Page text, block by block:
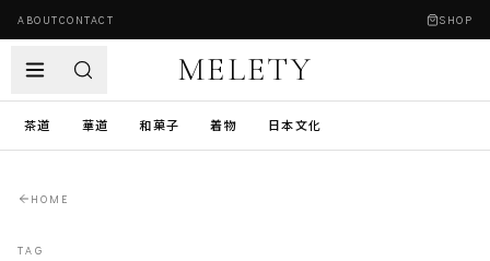
ABOUTCONTACT SHOP
MELETY
茶道 華道 和菓子 着物 日本文化
HOME
TAG